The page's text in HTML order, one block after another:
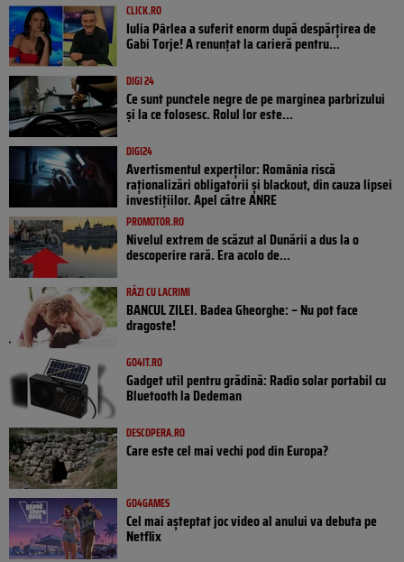
CLICK.RO
Iulia Pârlea a suferit enorm după despărțirea de
Gabi Torje! A renunțat la carieră pentru...
DIGI 24
Ce sunt punctele negre de pe marginea parbrizului
și la ce folosesc. Rolul lor este...
DIGI24
Avertismentul experților: România riscă
raționalizări obligatorii și blackout, din cauza lipsei
investițiilor. Apel către ANRE
PROMOTOR.RO
Nivelul extrem de scăzut al Dunării a dus la o
descoperire rară. Era acolo de...
RÂZI CU LACRIMI
BANCUL ZILEI. Badea Gheorghe: – Nu pot face
dragoste!
GO4IT.RO
Gadget util pentru grădină: Radio solar portabil cu
Bluetooth la Dedeman
DESCOPERA.RO
Care este cel mai vechi pod din Europa?
GO4GAMES
Cel mai așteptat joc video al anului va debuta pe
Netflix